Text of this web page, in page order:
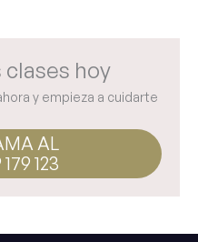
hoy
y empieza a cuidarte
AL
123